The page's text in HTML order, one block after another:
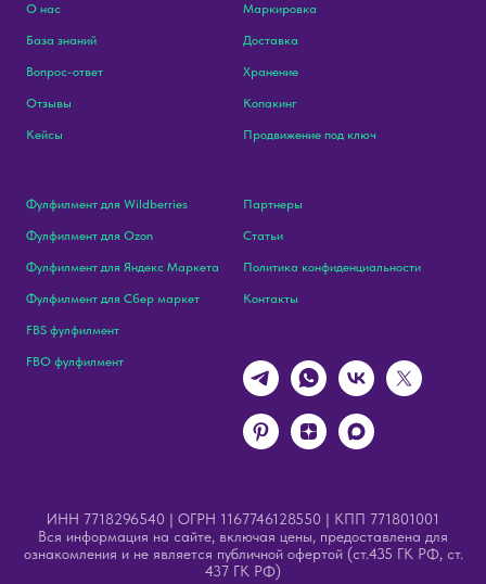
О нас
База знаний
Вопрос-ответ
Отзывы
Кейсы
Маркировка
Доставка
Хранение
Копакинг
Продвижение под ключ
Фулфилмент для Wildberries
Фулфилмент для Ozon
Фулфилмент для Яндекс Маркета
Фулфилмент для Сбер маркет
FBS фулфилмент
FBO фулфилмент
Партнеры
Статьи
Политика конфиденциальности
Контакты
ИНН 7718296540 | ОГРН 1167746128550 | КПП 771801001
Вся информация на сайте, включая цены, предоставлена для
ознакомления и не является публичной офертой (ст.435 ГК РФ, ст.
437 ГК РФ)